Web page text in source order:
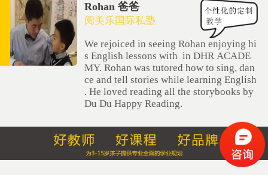
Rohan 爸爸
阅美乐国际私塾
We rejoiced in seeing Rohan enjoying hi
s English lessons with in DHR ACADE
MY. Rohan was tutored how to sing, dan
ce and tell stories while learning English
. He loved reading all the storybooks by
Du Du Happy Reading.